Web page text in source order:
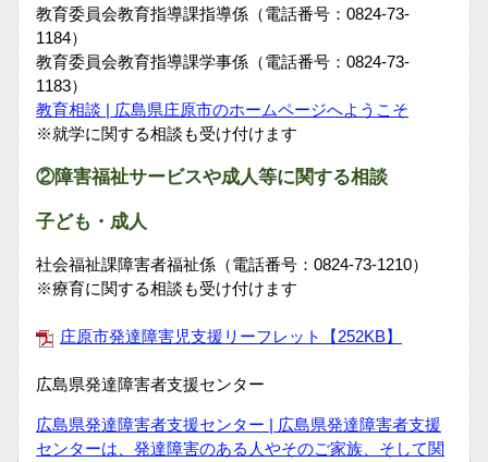
教育委員会教育指導課指導係（電話番号：0824-73-
1184）
教育委員会教育指導課学事係（電話番号：0824-73-
1183）
教育相談 | 広島県庄原市のホームページへようこそ
※就学に関する相談も受け付けます
②障害福祉サービスや成人等に関する相談
子ども・成人
社会福祉課障害者福祉係（電話番号：0824-73-1210）
※療育に関する相談も受け付けます
庄原市発達障害児支援リーフレット【252KB】
広島県発達障害者支援センター
広島県発達障害者支援センター | 広島県発達障害者支援
センターは、発達障害のある人やそのご家族、そして関